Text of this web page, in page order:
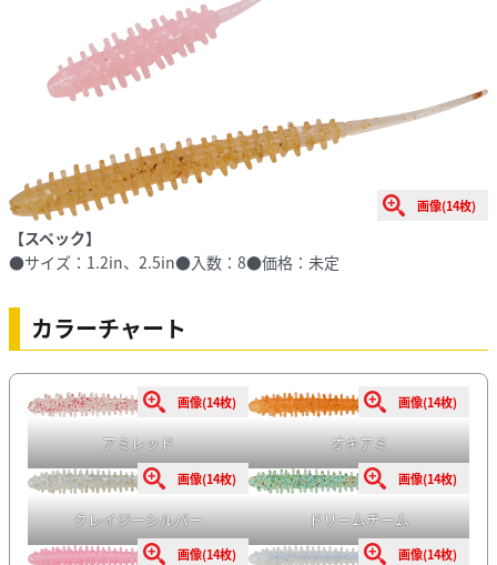
画像(14枚)
【スペック】
●サイズ：1.2in、2.5in●入数：8●価格：未定
カラーチャート
画像(14枚)
アミレッド
画像(14枚)
オキアミ
画像(14枚)
クレイジーシルバー
画像(14枚)
ドリームチーム
画像(14枚) 画像(14枚)